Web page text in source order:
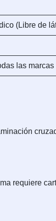
(Libre de
las marcas
requiere